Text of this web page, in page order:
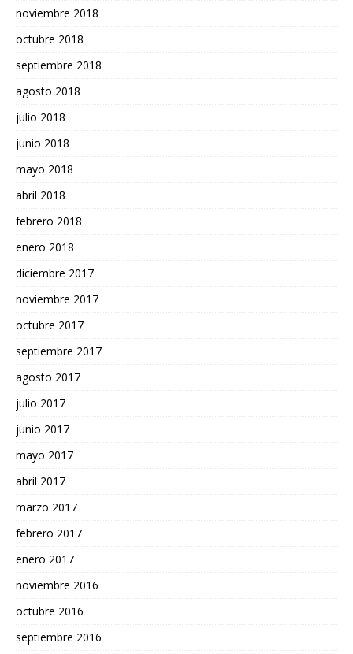
noviembre 2018
octubre 2018
septiembre 2018
agosto 2018
julio 2018
junio 2018
mayo 2018
abril 2018
febrero 2018
enero 2018
diciembre 2017
noviembre 2017
octubre 2017
septiembre 2017
agosto 2017
julio 2017
junio 2017
mayo 2017
abril 2017
marzo 2017
febrero 2017
enero 2017
noviembre 2016
octubre 2016
septiembre 2016